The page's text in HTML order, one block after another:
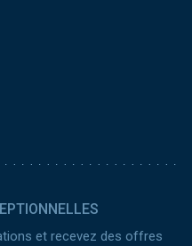
et recevez des offres